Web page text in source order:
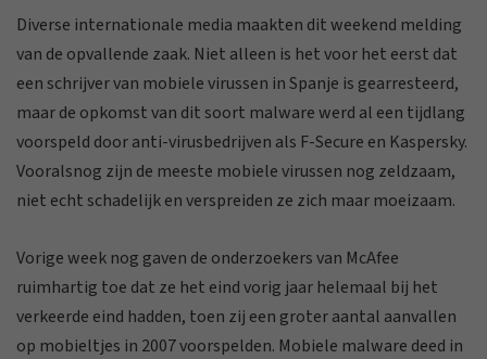
Diverse internationale media maakten dit weekend melding
van de opvallende zaak. Niet alleen is het voor het eerst dat
een schrijver van mobiele virussen in Spanje is gearresteerd,
maar de opkomst van dit soort malware werd al een tijdlang
voorspeld door anti-virusbedrijven als F-Secure en Kaspersky.
Vooralsnog zijn de meeste mobiele virussen nog zeldzaam,
niet echt schadelijk en verspreiden ze zich maar moeizaam.
Vorige week nog gaven de onderzoekers van McAfee
ruimhartig toe dat ze het eind vorig jaar helemaal bij het
verkeerde eind hadden, toen zij een groter aantal aanvallen
op mobieltjes in 2007 voorspelden. Mobiele malware deed in